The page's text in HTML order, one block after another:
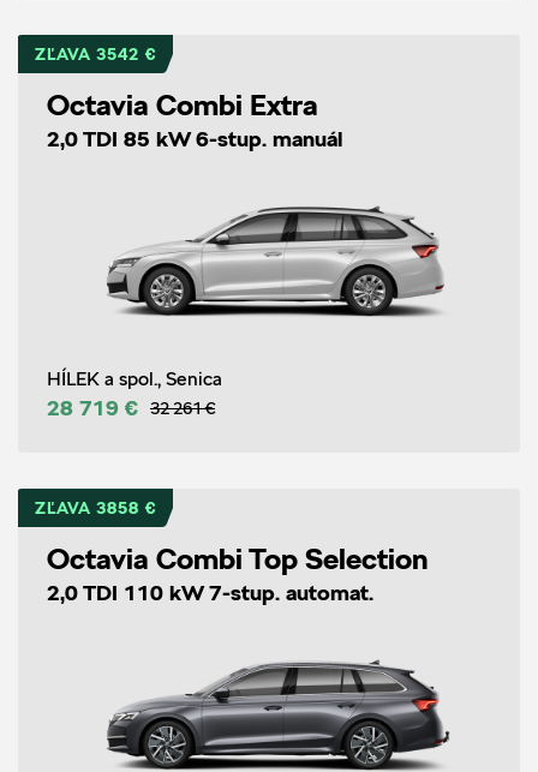
ZĽAVA 3542 €
Octavia Combi Extra
2,0 TDI 85 kW 6-stup. manuál
HÍLEK a spol., Senica
28 719 € 32 261 €
ZĽAVA 3858 €
Octavia Combi Top Selection
2,0 TDI 110 kW 7-stup. automat.